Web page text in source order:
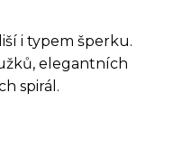
i typem šperku.
elegantních
spirál.